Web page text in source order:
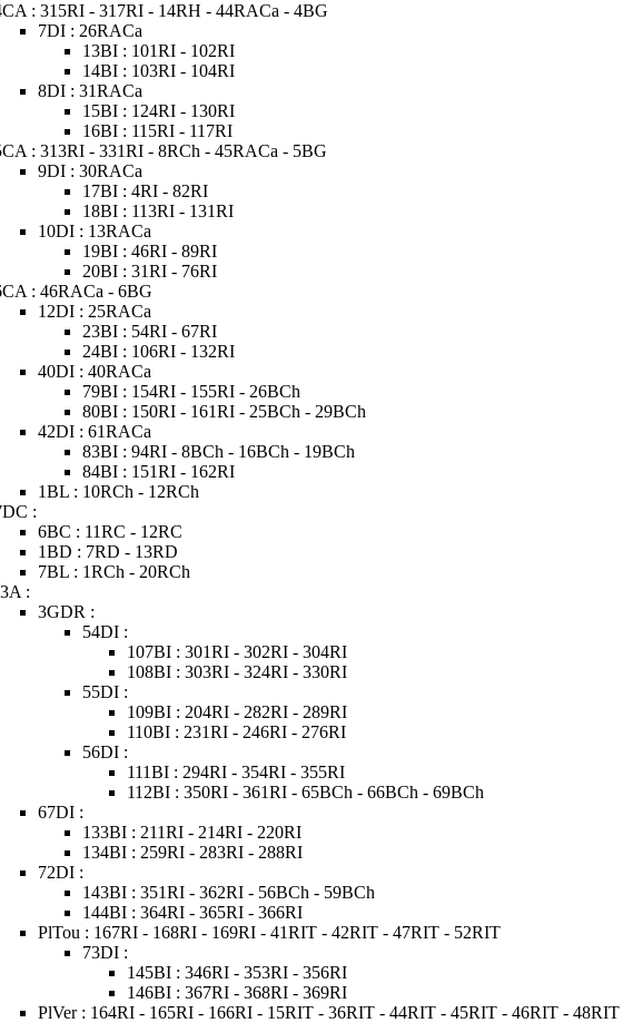
: 315RI - 317RI - 14RH - 44RACa - 4BG
7DI : 26RACa
13BI : 101RI - 102RI
14BI : 103RI - 104RI
8DI : 31RACa
15BI : 124RI - 130RI
16BI : 115RI - 117RI
: 313RI - 331RI - 8RCh - 45RACa - 5BG
9DI : 30RACa
17BI : 4RI - 82RI
18BI : 113RI - 131RI
10DI : 13RACa
19BI : 46RI - 89RI
20BI : 31RI - 76RI
: 46RACa - 6BG
12DI : 25RACa
23BI : 54RI - 67RI
24BI : 106RI - 132RI
40DI : 40RACa
79BI : 154RI - 155RI - 26BCh
80BI : 150RI - 161RI - 25BCh - 29BCh
42DI : 61RACa
83BI : 94RI - 8BCh - 16BCh - 19BCh
84BI : 151RI - 162RI
1BL : 10RCh - 12RCh
:
6BC : 11RC - 12RC
1BD : 7RD - 13RD
7BL : 1RCh - 20RCh
:
3GDR :
54DI :
107BI : 301RI - 302RI - 304RI
108BI : 303RI - 324RI - 330RI
55DI :
109BI : 204RI - 282RI - 289RI
110BI : 231RI - 246RI - 276RI
56DI :
111BI : 294RI - 354RI - 355RI
112BI : 350RI - 361RI - 65BCh - 66BCh - 69BCh
67DI :
133BI : 211RI - 214RI - 220RI
134BI : 259RI - 283RI - 288RI
72DI :
143BI : 351RI - 362RI - 56BCh - 59BCh
144BI : 364RI - 365RI - 366RI
PlTou : 167RI - 168RI - 169RI - 41RIT - 42RIT - 47RIT - 52RIT
73DI :
145BI : 346RI - 353RI - 356RI
146BI : 367RI - 368RI - 369RI
PlVer : 164RI - 165RI - 166RI - 15RIT - 36RIT - 44RIT - 45RIT - 46RIT - 48RIT